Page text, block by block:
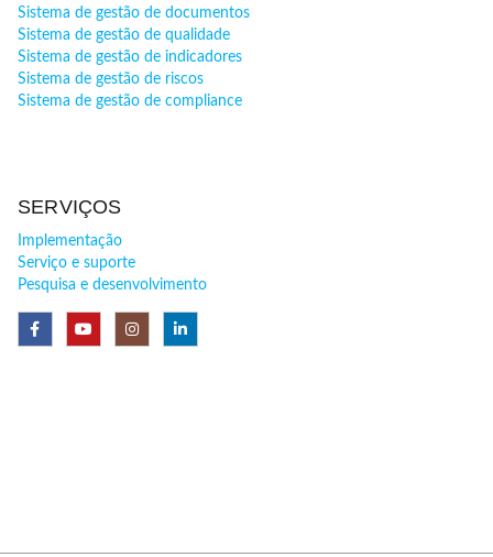
Sistema de gestão de documentos
Sistema de gestão de qualidade
Sistema de gestão de indicadores
Sistema de gestão de riscos
Sistema de gestão de compliance
SERVIÇOS
Implementação
Serviço e suporte
Pesquisa e desenvolvimento